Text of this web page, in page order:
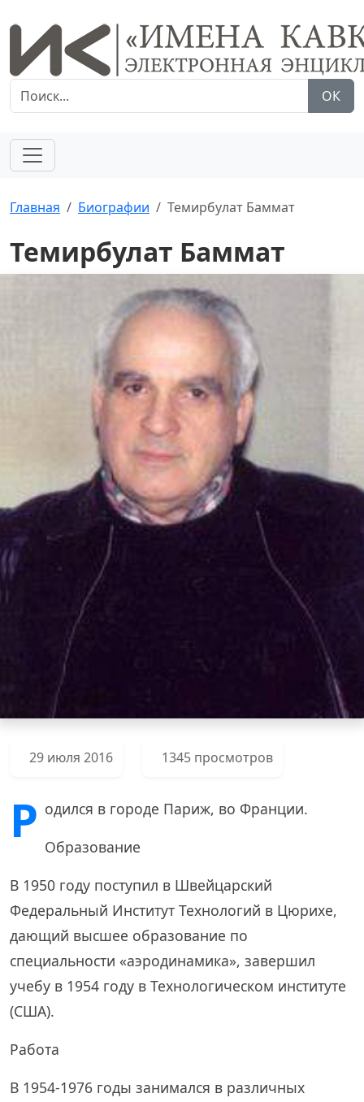
ОК
Главная Биографии Темирбулат Баммат
Темирбулат Баммат
29 июля 2016 1345 просмотров
Р одился в городе Париж, во Франции.
Образование
В 1950 году поступил в Швейцарский
Федеральный Институт Технологий в Цюрихе,
дающий высшее образование по
специальности «аэродинамика», завершил
учебу в 1954 году в Технологическом институте
(США).
Работа
В 1954-1976 годы занимался в различных